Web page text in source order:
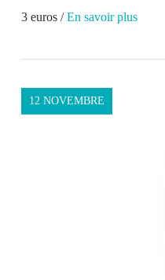
3 euros /En savoir plus
12 NOVEMBRE